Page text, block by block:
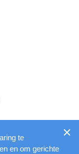
te
en om gerichte